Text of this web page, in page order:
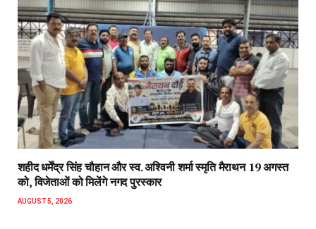
शहीद धर्मेंद्र सिंह चौहान और स्व. अश्विनी शर्मा स्मृति मैराथन 19 अगस्त
को, विजेताओं को मिलेंगे नगद पुरस्कार
AUGUST 5, 2026